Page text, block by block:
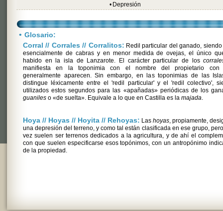
• Depresión
• Glosario:
Corral // Corrales // Corralitos: Redil particular del ganado, siendo
esencialmente de cabras y en menor medida de ovejas, el único
habido en la isla de Lanzarote. El carácter particular de los
manifiesta en la toponimia con el nombre del propietario con
generalmente aparecen. Sin embargo, en las toponimias de las
distingue léxicamente entre el 'redil particular' y el 'redil colectivo',
utilizados estos segundos para las «apañadas» periódicas de los
guaniles o «de suelta». Equivale a lo que en Castilla es la majada.
Hoya // Hoyas // Hoyita // Rehoyas: Las hoyas, propiamente,
una depresión del terreno, y como tal están clasificada en ese grupo,
vez suelen ser terrenos dedicados a la agricultura, y de ahí el
con que suelen especificarse esos topónimos, con un antropónimo
de la propiedad.